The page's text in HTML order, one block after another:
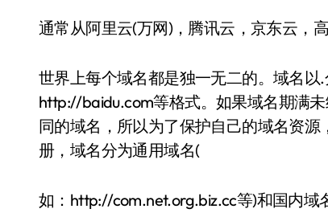
通常从阿里云(万网)，腾讯云，京东云，
世界上每个域名都是独一无二的。域名以
http://baidu.com等格式。如果域名期满
同的域名，所以为了保护自己的域名资
册，域名分为通用域名(
如：http://com.net.org.biz.cc等)和国内